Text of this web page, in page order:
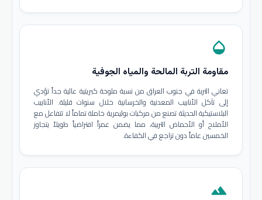
opacity
مقاومة التربة المالحة والمياه الجوفية
تعاني التربة في جنوب العراق من نسبة ملوحة كبريتية عالية جداً تؤدي
إلى تآكل الأنابيب المعدنية والخرسانية خلال سنوات قليلة. الأنابيب
البلاستيكية الحديثة تصنع من مركبات بوليمرية خاملة تماماً لا تتفاعل مع
الأملاح أو الأحماض التربية، مما يضمن عمراً افتراضياً طويلاً يتجاوز
الخمسين عاماً دون تراجع في الكفاءة.
terrain